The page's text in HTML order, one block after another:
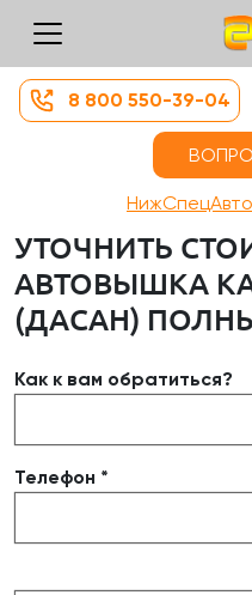
8 800 550-39-04
НижСпецАвто
УТОЧНИТЬ
АВТОВЫШКА
(ДАСАН)
Как к вам обратиться?
Телефон *